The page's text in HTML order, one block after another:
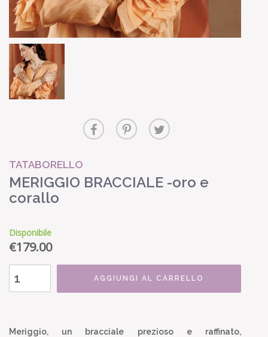
TATABORELLO
MERIGGIO BRACCIALE -oro e
corallo
Disponibile
€179.00
AGGIUNGI AL CARRELLO
Meriggio, un bracciale prezioso e raffinato,